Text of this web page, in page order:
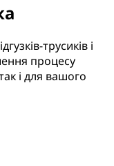
трусиків і
процесу
і для вашого